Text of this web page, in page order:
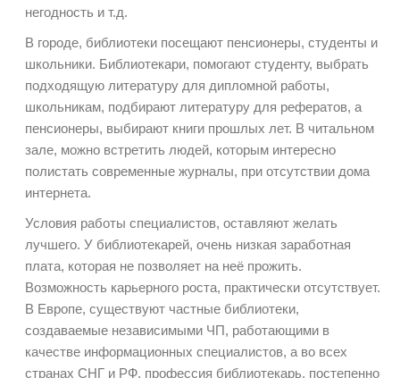
негодность и т.д.
В городе, библиотеки посещают пенсионеры, студенты и
школьники. Библиотекари, помогают студенту, выбрать
подходящую литературу для дипломной работы,
школьникам, подбирают литературу для рефератов, а
пенсионеры, выбирают книги прошлых лет. В читальном
зале, можно встретить людей, которым интересно
полистать современные журналы, при отсутствии дома
интернета.
Условия работы специалистов, оставляют желать
лучшего. У библиотекарей, очень низкая заработная
плата, которая не позволяет на неё прожить.
Возможность карьерного роста, практически отсутствует.
В Европе, существуют частные библиотеки,
создаваемые независимыми ЧП, работающими в
качестве информационных специалистов, а во всех
странах СНГ и РФ, профессия библиотекарь, постепенно